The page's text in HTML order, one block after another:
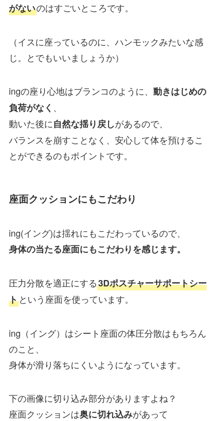
がないのはすごいところです。
（イスに座っているのに、ハンモックみたいな感
じ。とでもいいましょうか）
ingの座り心地はブランコのように、 動きはじめの
負荷がなく 、
動いた後に自然な揺り戻しがあるので、
バランスを崩すことなく、 安心して体を預けるこ
とができるのもポイントです。
座面クッションにもこだわり
ing(イング)は揺れにもこだわっているので、
身体の当たる座面にもこだわりを感じます。
圧力分散を適正にする3Dポスチャーサポートシー
トという座面を使っています。
ing（イング）はシート座面の体圧分散はもちろん
のこと、
身体が滑り落ちにくいようになっています。
下の画像に切り込み部分がありますよね？
座面クッションは奥に切れ込みがあって